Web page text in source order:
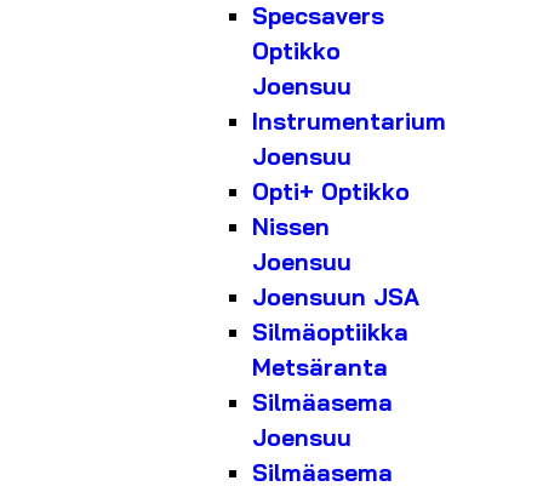
Specsavers
Optikko
Joensuu
Instrumentarium
Joensuu
Opti+ Optikko
Nissen
Joensuu
Joensuun JSA
Silmäoptiikka
Metsäranta
Silmäasema
Joensuu
Silmäasema